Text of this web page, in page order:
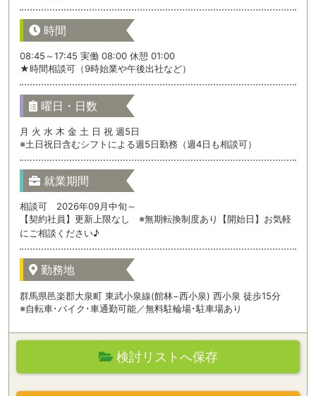
時間
08:45～17:45 実働 08:00 休憩 01:00
★時間相談可（9時始業や午後出社など）
曜日・日数
月 火 水 木 金 土 日 祝 週5日
※土日祝日含むシフトによる週5日勤務（週4日も相談可）
就業期間
相談可 2026年09月中旬～
【契約社員】更新上限なし ※無期転換制度あり【開始日】お気軽
にご相談ください♪
勤務地
群馬県邑楽郡大泉町 東武小泉線(館林−西小泉) 西小泉 徒歩15分
※自転車･バイク･車通勤可能／無料駐輪場･駐車場あり
検討リストへ保存